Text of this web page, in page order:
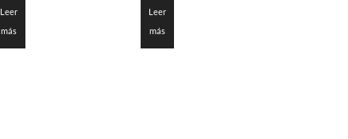
Leer
más
Leer
más